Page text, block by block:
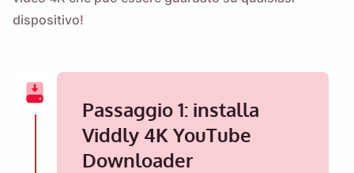
dispositivo!
Passaggio 1: installa
Viddly 4K YouTube
Downloader